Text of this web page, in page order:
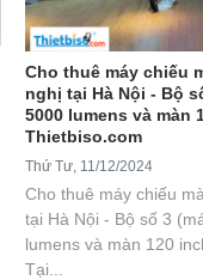
Cho thuê máy chiếu
nghị tại Hà Nội - Bộ
5000 lumens và màn
Thietbiso.com
Thứ Tư, 11/12/2024
Cho thuê máy chiếu
tại Hà Nội - Bộ số 3
lumens và màn 120
Tại...